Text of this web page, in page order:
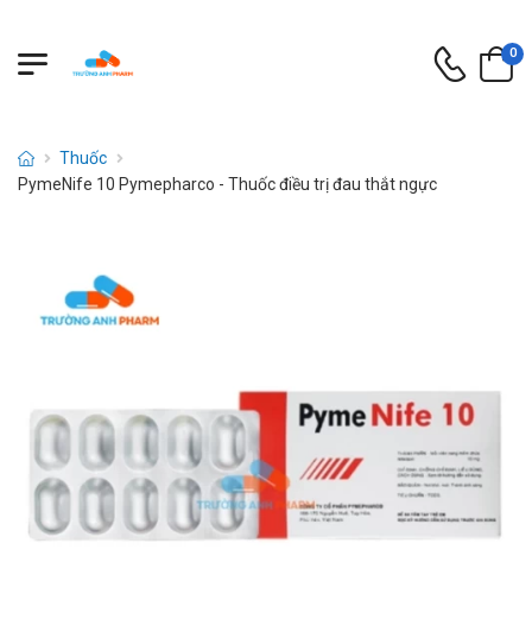
0
Thuốc
PymeNife 10 Pymepharco - Thuốc điều trị đau thắt ngực